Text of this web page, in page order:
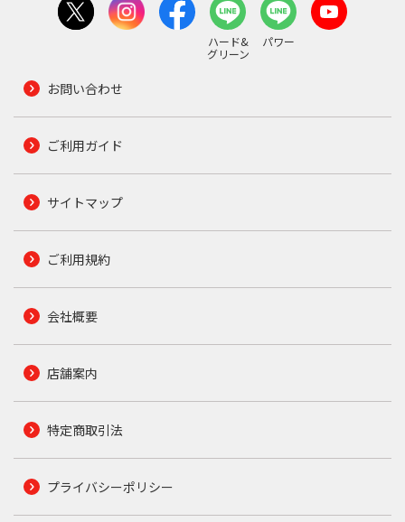
ハード&
グリーン
パワー
お問い合わせ
ご利用ガイド
サイトマップ
ご利用規約
会社概要
店舗案内
特定商取引法
プライバシーポリシー